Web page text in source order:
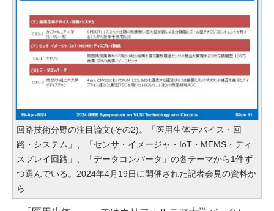
回路技術分野の注目論文(その2)。「医用生体デバイス・回
路・システム」、「センサ・イメージャ・IoT・MEMS・ディ
スプレイ回路」、「データコンバータ」の各テーマから1件ず
つ選んでいる。2024年4月19日に開催された記者会見の資料か
ら